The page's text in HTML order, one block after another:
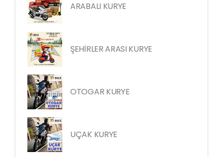
ARABALI KURYE
ŞEHİRLER ARASI KURYE
OTOGAR KURYE
UÇAK KURYE